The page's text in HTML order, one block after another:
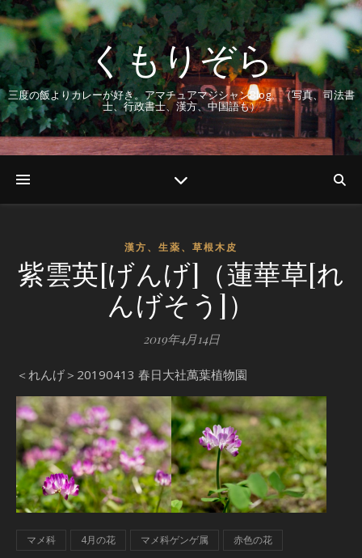
くもりぞら
三度の飯よりカレーが好き。アマチュアマジシャンBlog。（写真、司法書
士、行政書士、漢方、中国語も）
漢方、生薬、草根木皮
紫雲英[げんげ]（蓮華草[れ
んげそう]）
2019年4月14日
＜れんげ＞20190413 春日大社萬葉植物園
マメ科 4月の花 マメ科ゲンゲ属 赤色の花